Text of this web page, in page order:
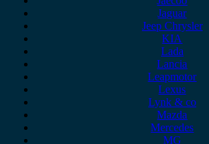
Jaguar
Jeep Chrysler
KIA
Lada
Lancia
Leapmotor
Lexus
Lynk & co
Mazda
Mercedes
MG